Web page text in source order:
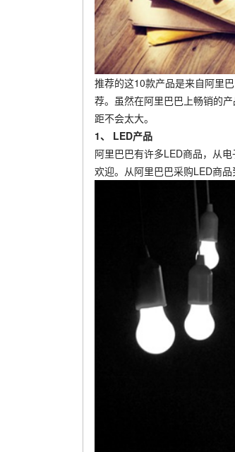
推荐的这10款产品是来自阿里
荐。虽然在阿里巴巴上畅销的
距不会太大。
1、 LED产品
阿里巴巴有许多LED商品，从
欢迎。从阿里巴巴采购LED商